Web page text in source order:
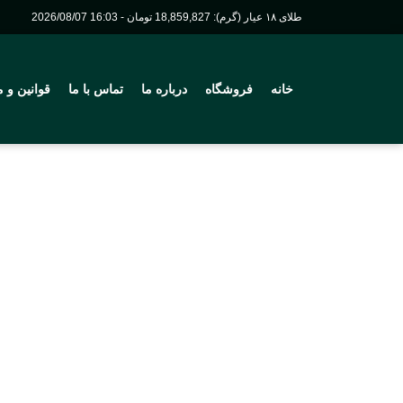
طلای ۱۸ عیار (گرم): 18,859,827 تومان - 16:03 2026/08/07
خانه فروشگاه درباره ما تماس با ما قوانین و